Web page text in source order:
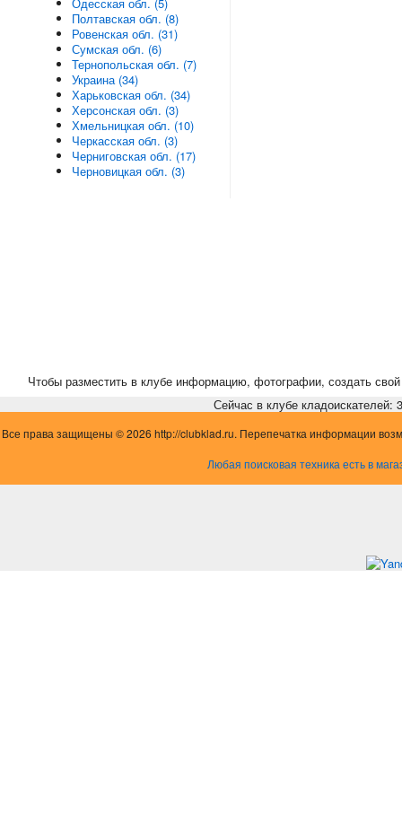
Полтавская обл. (8)
Ровенская обл. (31)
Сумская обл. (6)
Тернопольская обл. (7)
Украина (34)
Харьковская обл. (34)
Херсонская обл. (3)
Хмельницкая обл. (10)
Черкасская обл. (3)
Черниговская обл. (17)
Черновицкая обл. (3)
Чтобы разместить в клубе информацию, фотографии, создать свой
Сейчас в клубе кладоискателей:
Все права защищены © 2026 http://clubklad.ru. Перепечатка информации
Любая поисковая техника есть в